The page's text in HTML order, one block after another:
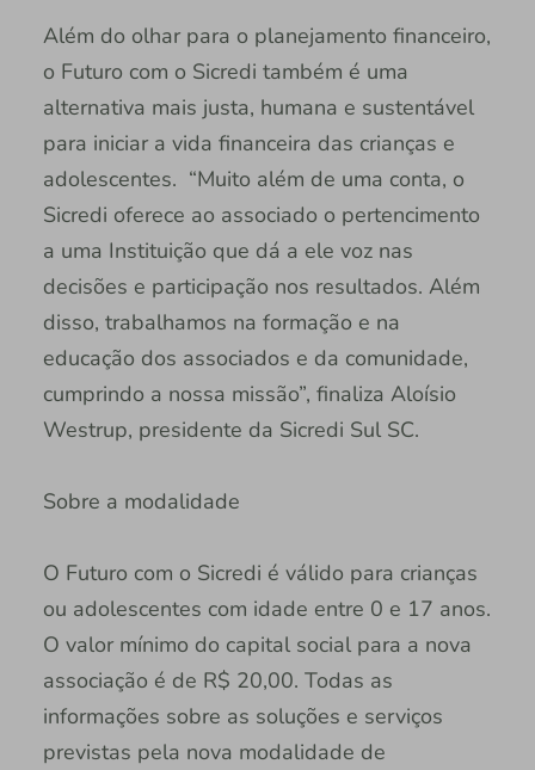
Além do olhar para o planejamento financeiro,
o Futuro com o Sicredi também é uma
alternativa mais justa, humana e sustentável
para iniciar a vida financeira das crianças e
adolescentes. “Muito além de uma conta, o
Sicredi oferece ao associado o pertencimento
a uma Instituição que dá a ele voz nas
decisões e participação nos resultados. Além
disso, trabalhamos na formação e na
educação dos associados e da comunidade,
cumprindo a nossa missão”, finaliza Aloísio
Westrup, presidente da Sicredi Sul SC.
Sobre a modalidade
O Futuro com o Sicredi é válido para crianças
ou adolescentes com idade entre 0 e 17 anos.
O valor mínimo do capital social para a nova
associação é de R$ 20,00. Todas as
informações sobre as soluções e serviços
previstas pela nova modalidade de